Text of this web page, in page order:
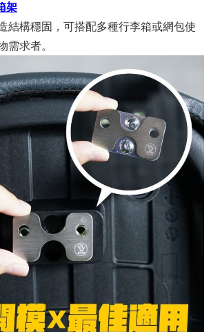
架
結構穩固，可搭配多種行李箱或網包使
需求者。